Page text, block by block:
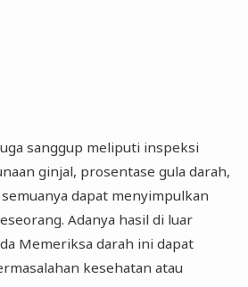
sanggup meliputi inspeksi
ginjal, prosentase gula darah,
dapat menyimpulkan
Adanya hasil di luar
Memeriksa darah ini dapat
kesehatan atau